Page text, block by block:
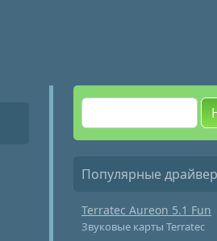
Популярные
Terratec Aureon 5.1 Fun
Звуковые карты Terratec